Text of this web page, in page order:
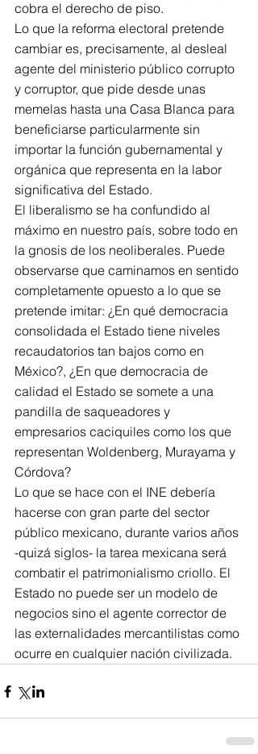
cobra el derecho de piso.
Lo que la reforma electoral pretende
cambiar es, precisamente, al desleal
agente del ministerio público corrupto
y corruptor, que pide desde unas
memelas hasta una Casa Blanca para
beneficiarse particularmente sin
importar la función gubernamental y
orgánica que representa en la labor
significativa del Estado.
El liberalismo se ha confundido al
máximo en nuestro país, sobre todo en
la gnosis de los neoliberales. Puede
observarse que caminamos en sentido
completamente opuesto a lo que se
pretende imitar: ¿En qué democracia
consolidada el Estado tiene niveles
recaudatorios tan bajos como en
México?, ¿En que democracia de
calidad el Estado se somete a una
pandilla de saqueadores y
empresarios caciquiles como los que
representan Woldenberg, Murayama y
Córdova?
Lo que se hace con el INE debería
hacerse con gran parte del sector
público mexicano, durante varios años
-quizá siglos- la tarea mexicana será
combatir el patrimonialismo criollo. El
Estado no puede ser un modelo de
negocios sino el agente corrector de
las externalidades mercantilistas como
ocurre en cualquier nación civilizada.